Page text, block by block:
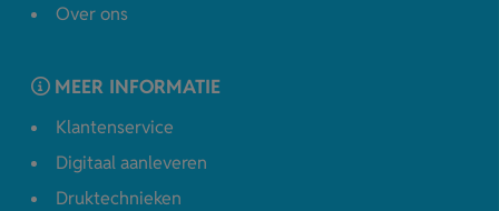
Over ons
MEER INFORMATIE
Klantenservice
Digitaal aanleveren
Druktechnieken